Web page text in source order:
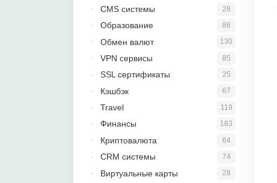
28
CMS системы
86
Образование
130
Обмен валют
85
VPN сервисы
25
SSL сертификаты
67
Кэшбэк
119
Travel
183
Финансы
64
Криптовалюта
74
CRM системы
28
Виртуальные карты